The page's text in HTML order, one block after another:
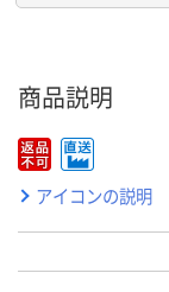
商品説明
アイコンの説明